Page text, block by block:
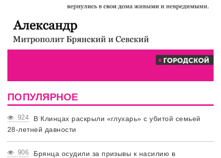
ПОПУЛЯРНОЕ
924
В Клинцах раскрыли «глухарь» с убитой семьей
28-летней давности
906
Брянца осудили за призывы к насилию в